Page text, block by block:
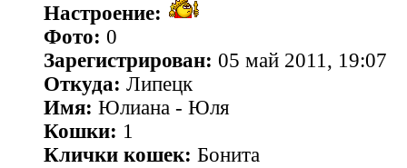
Настроение:
Фото: 0
Зарегистрирован: 05 май 2011, 19:07
Откуда: Липецк
Имя: Юлиана - Юля
Кошки: 1
Клички кошек: Бонита